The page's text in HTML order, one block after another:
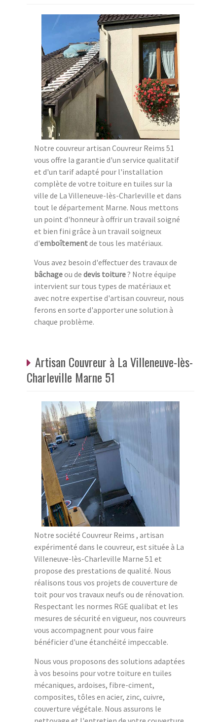
Notre couvreur artisan Couvreur Reims 51
vous offre la garantie d'un service qualitatif
et d'un tarif adapté pour l'installation
complète de votre toiture en tuiles sur la
ville de La Villeneuve-lès-Charleville et dans
tout le département Marne. Nous mettons
un point d'honneur à offrir un travail soigné
et bien fini grâce à un travail soigneux
d'emboîtementde tous les matériaux.
Vous avez besoin d'effectuer des travaux de
bâchageou de devis toiture? Notre équipe
intervient sur tous types de matériaux et
avec notre expertise d'artisan couvreur, nous
ferons en sorte d'apporter une solution à
chaque problème.
Artisan Couvreur à La Villeneuve-lès-
Charleville Marne 51
Notre société Couvreur Reims , artisan
expérimenté dans le couvreur, est située à La
Villeneuve-lès-Charleville Marne 51 et
propose des prestations de qualité. Nous
réalisons tous vos projets de couverture de
toit pour vos travaux neufs ou de rénovation.
Respectant les normes RGE qualibat et les
mesures de sécurité en vigueur, nos couvreurs
vous accompagnent pour vous faire
bénéficier d'une étanchéité impeccable.
Nous vous proposons des solutions adaptées
à vos besoins pour votre toiture en tuiles
mécaniques, ardoises, fibre-ciment,
composites, tôles en acier, zinc, cuivre,
couverture végétale. Nous assurons le